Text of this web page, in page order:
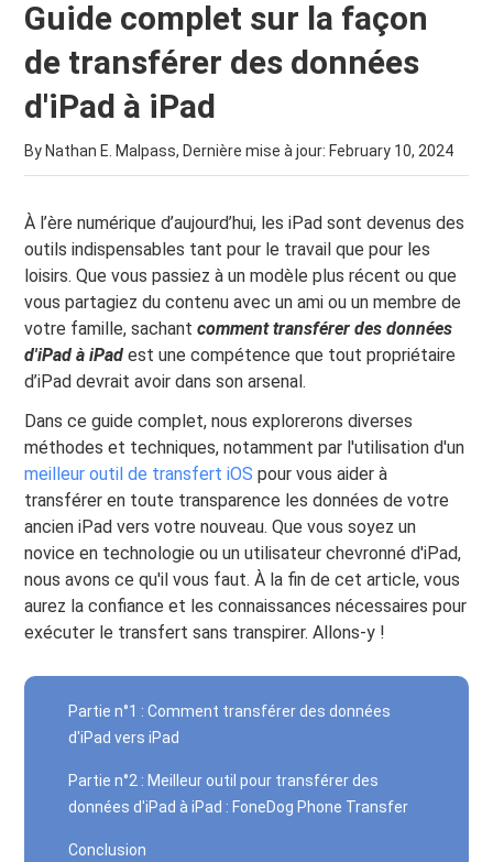
Guide complet sur la façon
de transférer des données
d'iPad à iPad
By Nathan E. Malpass, Dernière mise à jour: February 10, 2024
À l’ère numérique d’aujourd’hui, les iPad sont devenus des
outils indispensables tant pour le travail que pour les
loisirs. Que vous passiez à un modèle plus récent ou que
vous partagiez du contenu avec un ami ou un membre de
votre famille, sachantcomment transférer des données
d'iPad à iPad est une compétence que tout propriétaire
d’iPad devrait avoir dans son arsenal.
Dans ce guide complet, nous explorerons diverses
méthodes et techniques, notamment par l'utilisation d'un
meilleur outil de transfert iOS pour vous aider à
transférer en toute transparence les données de votre
ancien iPad vers votre nouveau. Que vous soyez un
novice en technologie ou un utilisateur chevronné d'iPad,
nous avons ce qu'il vous faut. À la fin de cet article, vous
aurez la confiance et les connaissances nécessaires pour
exécuter le transfert sans transpirer. Allons-y !
Partie n°1 : Comment transférer des données
d'iPad vers iPad
Partie n°2 : Meilleur outil pour transférer des
données d'iPad à iPad : FoneDog Phone Transfer
Conclusion